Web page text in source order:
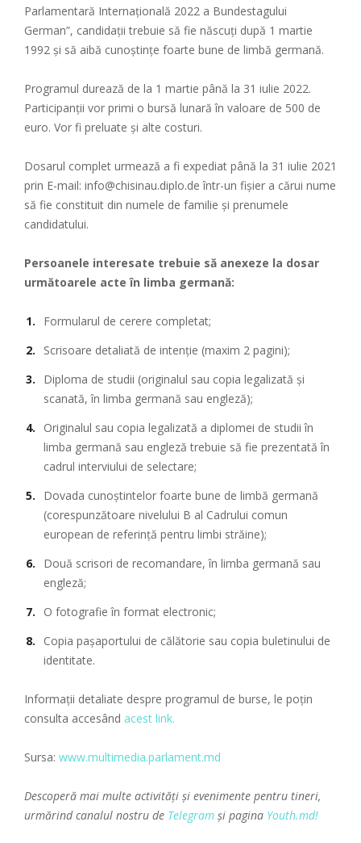
Parlamentară Internațională 2022 a Bundestagului
German”, candidații trebuie să fie născuți după 1 martie
1992 și să aibă cunoștințe foarte bune de limbă germană.
Programul durează de la 1 martie până la 31 iulie 2022.
Participanții vor primi o bursă lunară în valoare de 500 de
euro. Vor fi preluate și alte costuri.
Dosarul complet urmează a fi expediat până la 31 iulie 2021
prin E-mail: info@chisinau.diplo.de într-un fișier a cărui nume
să fie constituit din numele de familie și prenumele
candidatului.
Persoanele interesate trebuie să anexeze la dosar
următoarele acte în limba germană:
Formularul de cerere completat;
Scrisoare detaliată de intenție (maxim 2 pagini);
Diploma de studii (originalul sau copia legalizată și
scanată, în limba germană sau engleză);
Originalul sau copia legalizată a diplomei de studii în
limba germană sau engleză trebuie să fie prezentată în
cadrul interviului de selectare;
Dovada cunoștintelor foarte bune de limbă germană
(corespunzătoare nivelului B al Cadrului comun
european de referință pentru limbi străine);
Două scrisori de recomandare, în limba germană sau
engleză;
O fotografie în format electronic;
Copia pașaportului de călătorie sau copia buletinului de
identitate.
Informații detaliate despre programul de burse, le poțin
consulta accesând acest link.
Sursa: www.multimedia.parlament.md
Descoperă mai multe activități și evenimente pentru tineri,
urmărind canalul nostru de Telegram și pagina Youth.md!